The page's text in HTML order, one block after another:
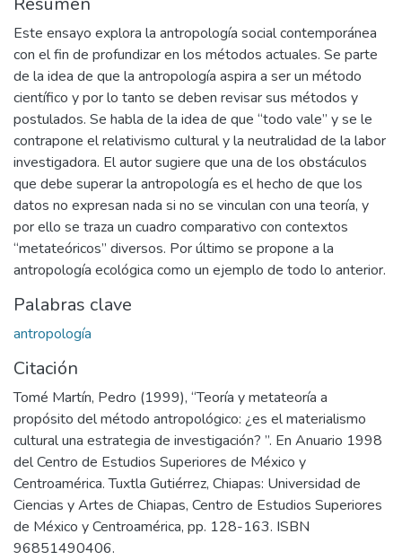
Este ensayo explora la antropología social contemporánea
con el fin de profundizar en los métodos actuales. Se parte
de la idea de que la antropología aspira a ser un método
científico y por lo tanto se deben revisar sus métodos y
postulados. Se habla de la idea de que “todo vale” y se le
contrapone el relativismo cultural y la neutralidad de la labor
investigadora. El autor sugiere que una de los obstáculos
que debe superar la antropología es el hecho de que los
datos no expresan nada si no se vinculan con una teoría, y
por ello se traza un cuadro comparativo con contextos
“metateóricos” diversos. Por último se propone a la
antropología ecológica como un ejemplo de todo lo anterior.
Palabras clave
antropología
Citación
Tomé Martín, Pedro (1999), “Teoría y metateoría a
propósito del método antropológico: ¿es el materialismo
cultural una estrategia de investigación? ”. En Anuario 1998
del Centro de Estudios Superiores de México y
Centroamérica. Tuxtla Gutiérrez, Chiapas: Universidad de
Ciencias y Artes de Chiapas, Centro de Estudios Superiores
de México y Centroamérica, pp. 128-163. ISBN
96851490406.